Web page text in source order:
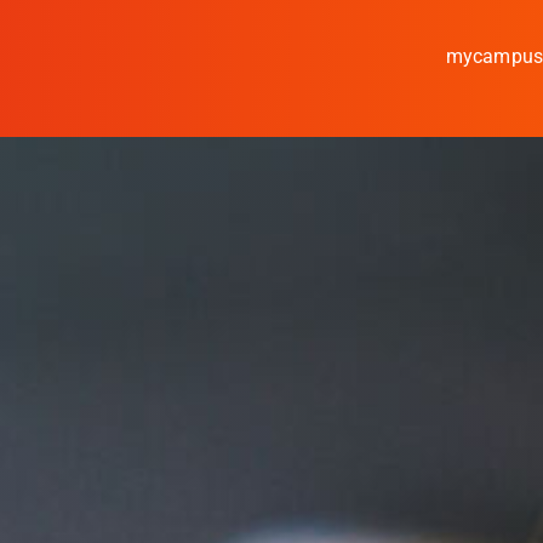
mycampus
Studieren